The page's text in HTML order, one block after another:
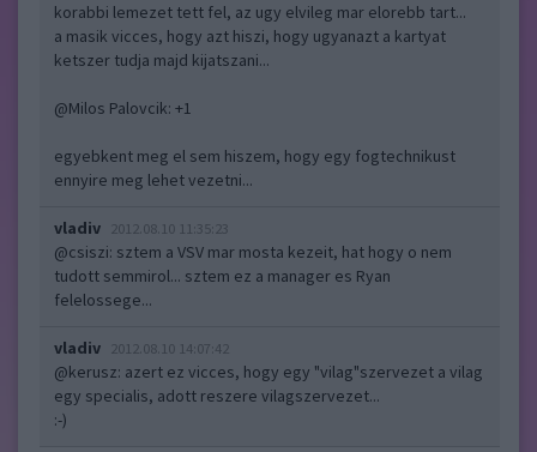
korabbi lemezet tett fel, az ugy elvileg mar elorebb tart...
a masik vicces, hogy azt hiszi, hogy ugyanazt a kartyat
ketszer tudja majd kijatszani...
@Milos Palovcik: +1
egyebkent meg el sem hiszem, hogy egy fogtechnikust
ennyire meg lehet vezetni...
vladiv 2012.08.10 11:35:23
@csiszi: sztem a VSV mar mosta kezeit, hat hogy o nem
tudott semmirol... sztem ez a manager es Ryan
felelossege...
vladiv 2012.08.10 14:07:42
@kerusz: azert ez vicces, hogy egy "vilag"szervezet a vilag
egy specialis, adott reszere vilagszervezet...
:-)